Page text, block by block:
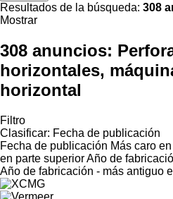
Resultados de la búsqueda: 308
Mostrar
308 anuncios:
horizontales,
horizontal
Filtro
Clasificar: Fecha de publicación
Fecha de publicación Más caro
en parte superiorAño de
Año de fabricación - más antiguo